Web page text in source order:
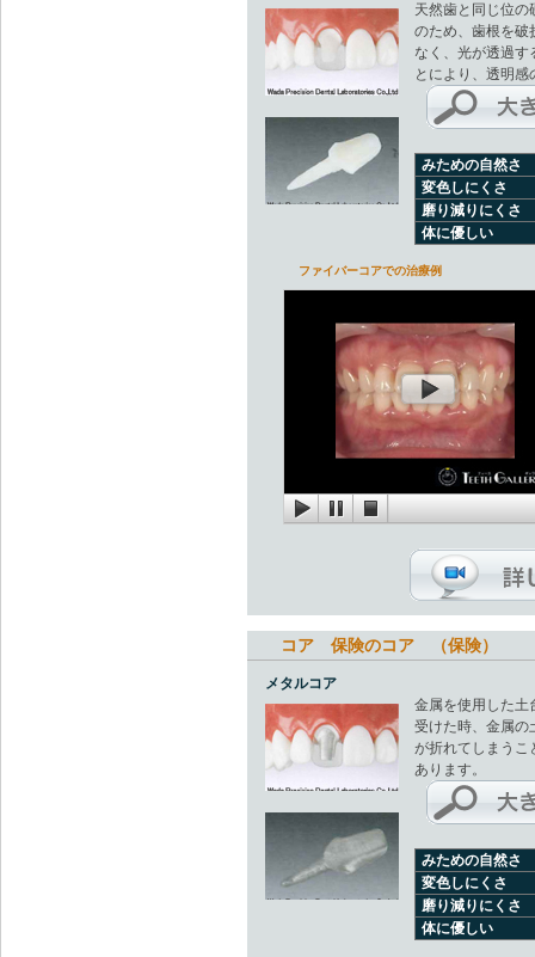
天然歯と同じ位の
のため、歯根を破
なく、光が透過す
とにより、透明
みための自然さ
変色しにくさ
磨り減りにくさ
体に優しい
ファイバーコアでの治療例
コア 保険のコア （保険）
メタルコア
金属を使用した土
受けた時、金属の
が折れてしまうこ
あります。
みための自然さ
変色しにくさ
磨り減りにくさ
体に優しい